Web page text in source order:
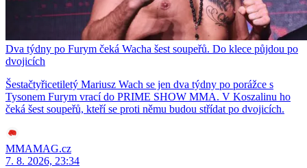
Dva týdny po Furym čeká Wacha šest soupeřů. Do klece půjdou po
dvojicích
Šestačtyřicetiletý Mariusz Wach se jen dva týdny po porážce s
Tysonem Furym vrací do PRIME SHOW MMA. V Koszalinu ho
čeká šest soupeřů, kteří se proti němu budou střídat po dvojicích.
MMAMAG.cz
7. 8. 2026, 23:34